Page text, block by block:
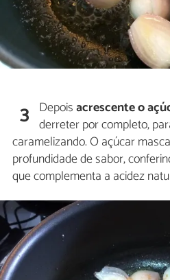
3 Depoisacrescente o
derreter por completo,
caramelizando. O açúcar
profundidade de sabor,
que complementa a acidez